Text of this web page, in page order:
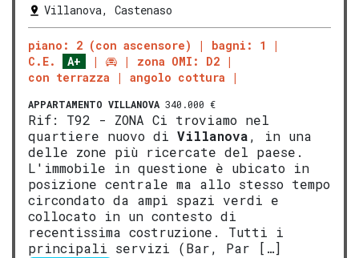
Villanova, Castenaso
piano: 2 (con ascensore)
bagni: 1
C.E.
A+
zona OMI: D2
con terrazza
angolo cottura
APPARTAMENTO VILLANOVA 340.000 €
Rif: T92 - ZONA Ci troviamo nel
quartiere nuovo di Villanova, in una
delle zone più ricercate del paese.
L'immobile in questione è ubicato in
posizione centrale ma allo stesso tempo
circondato da ampi spazi verdi e
collocato in un contesto di
recentissima costruzione. Tutti i
principali servizi (Bar, Par […]